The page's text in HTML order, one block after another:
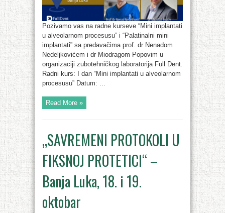
Pozivamo vas na radne kurseve “Mini implantati
u alveolarnom procesusu” i “Palatinalni mini
implantati” sa predavačima prof. dr Nenadom
Nedeljkovićem i dr Miodragom Popovim u
organizaciji zubotehničkog laboratorija Full Dent.
Radni kurs: I dan “Mini implantati u alveolarnom
procesusu” Datum: ...
Read More »
„SAVREMENI PROTOKOLI U
FIKSNOJ PROTETICI“ –
Banja Luka, 18. i 19.
oktobar